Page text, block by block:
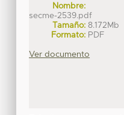
Nombre:
secme-2539.pdf
Tamaño: 8.172Mb
Formato: PDF
Ver documento